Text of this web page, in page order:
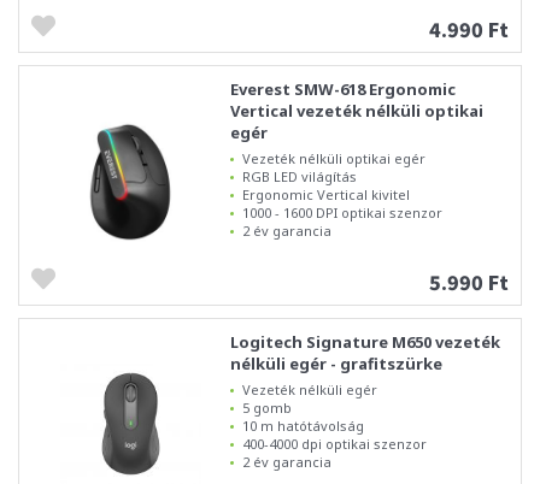
4.990 Ft
Everest SMW-618 Ergonomic
Vertical vezeték nélküli optikai
egér
Vezeték nélküli optikai egér
RGB LED világítás
Ergonomic Vertical kivitel
1000 - 1600 DPI optikai szenzor
2 év garancia
5.990 Ft
Logitech Signature M650 vezeték
nélküli egér - grafitszürke
Vezeték nélküli egér
5 gomb
10 m hatótávolság
400-4000 dpi optikai szenzor
2 év garancia